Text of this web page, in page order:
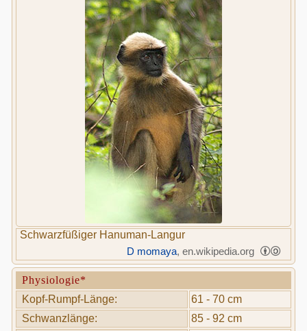
Schwarzfüßiger Hanuman-Langur
D momaya, en.wikipedia.org
Physiologie*
Kopf-Rumpf-Länge:
61 - 70 cm
Schwanzlänge:
85 - 92 cm